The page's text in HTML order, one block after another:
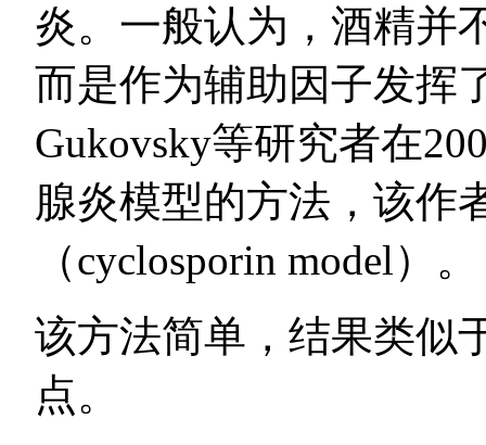
炎。一般认为，酒精并
而是作为辅助因子发挥
Gukovsky等研究者在
腺炎模型的方法，该作
（cyclosporin model）。
该方法简单，结果类似
点。